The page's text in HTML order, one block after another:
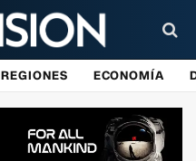
REGIONES ECONOMÍA